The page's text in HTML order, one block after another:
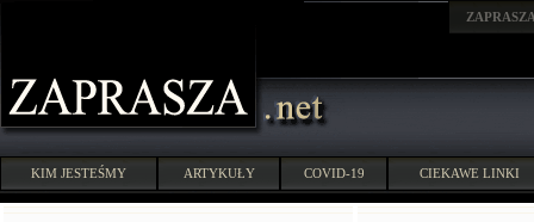
KIM JESTEŚMY ARTYKUŁY COVID-19 CIEKAWE LINKI